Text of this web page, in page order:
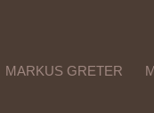
MARKUS GRETER